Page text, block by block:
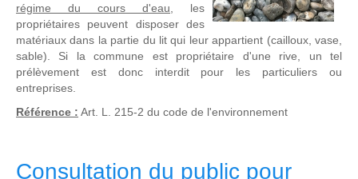
régime du cours d'eau , les
propriétaires peuvent disposer des
matériaux dans la partie du lit qui leur appartient (cailloux, vase,
sable). Si la commune est propriétaire d'une rive, un tel
prélèvement est donc interdit pour les particuliers ou
entreprises.
Référence : Art. L. 215-2 du code de l'environnement
Consultation du public pour